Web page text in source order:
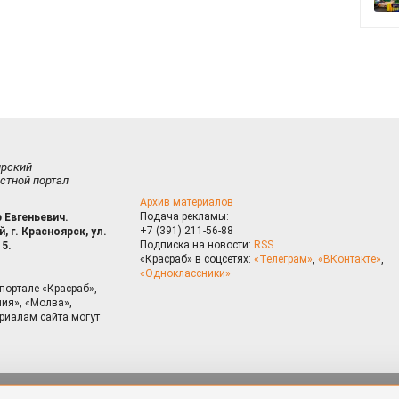
портал
г. Красноярск, ул.
«Красраб»,
«Молва»,
сайта могут
Архив материалов
Подача рекламы:
+7 (391) 211-56-88
Подписка на новости: RSS
«Красраб» в соцсетях: «Телеграм», «ВКонтакте»,
«Одноклассники»
можно через настройки Вашего браузера.